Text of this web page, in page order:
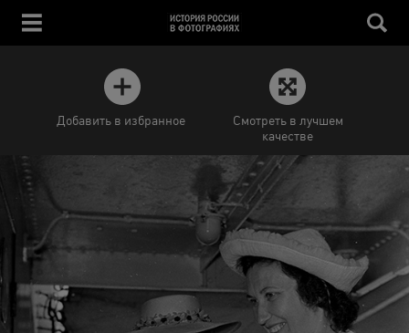
Добавить в избранное
Смотреть в лучшем
качестве